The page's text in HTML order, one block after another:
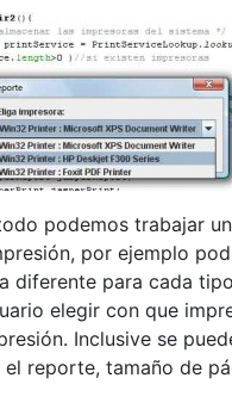
ex
.println( "Error iReport: " + ex.
podemos trabajar
por ejemplo
diferente para cada
elegir con que
Inclusive se
reporte, tamaño de